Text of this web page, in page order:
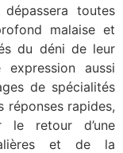
toutes
malaise et
du déni de leur
aussi
de spécialités
réponses rapides,
le retour d’une
et de la